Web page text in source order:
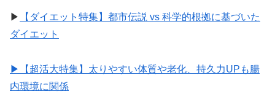
▶︎
【ダイエット特集】都市伝説 vs 科学的根拠に基づいた
ダイエット
▶︎【超活大特集】太りやすい体質や老化、持久力UPも腸
内環境に関係